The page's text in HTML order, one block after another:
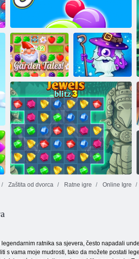
Pametni mjehurići
Vrtne priče Heroji šibice 3
Zaštita od dvorca Ratne igre Online Igre
ratnika sa sjevera, često napadali
s vama moje mudrosti, tako da možete postati